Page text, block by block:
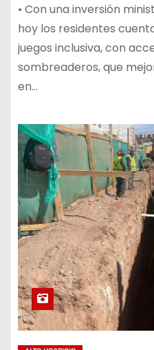
• Con una inversión
hoy los residentes
juegos inclusiva, con
sombreaderos, que
en…